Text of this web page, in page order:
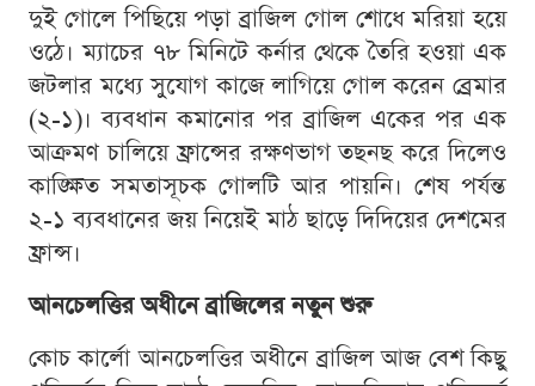
দুই গোলে পিছিয়ে পড়া ব্রাজিল গোল শোধে মরিয়া হয়ে
ওঠে। ম্যাচের ৭৮ মিনিটে কর্নার থেকে তৈরি হওয়া এক
জটলার মধ্যে সুযোগ কাজে লাগিয়ে গোল করেন ব্রেমার
(২-১)। ব্যবধান কমানোর পর ব্রাজিল একের পর এক
আক্রমণ চালিয়ে ফ্রান্সের রক্ষণভাগ তছনছ করে দিলেও
কাঙ্ক্ষিত সমতাসূচক গোলটি আর পায়নি। শেষ পর্যন্ত
২-১ ব্যবধানের জয় নিয়েই মাঠ ছাড়ে দিদিয়ের দেশমের
ফ্রান্স।
আনচেলত্তির অধীনে ব্রাজিলের নতুন শুরু
কোচ কার্লো আনচেলত্তির অধীনে ব্রাজিল আজ বেশ কিছু